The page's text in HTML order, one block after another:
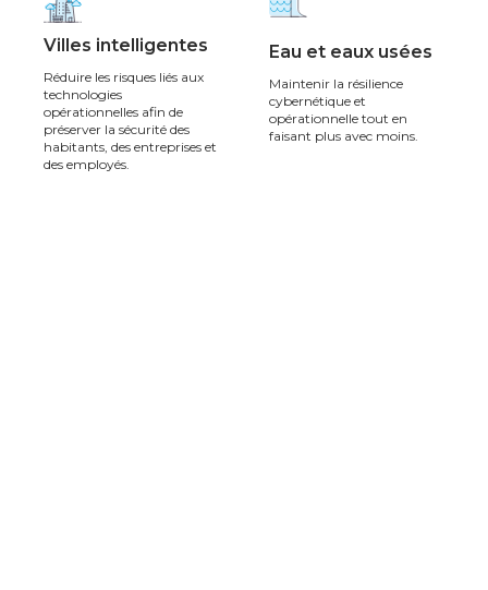
Villes intelligentes
Réduire les risques liés aux
technologies
opérationnelles afin de
préserver la sécurité des
habitants, des entreprises et
des employés.
Eau et eaux usées
Maintenir la résilience
cybernétique et
opérationnelle tout en
faisant plus avec moins.